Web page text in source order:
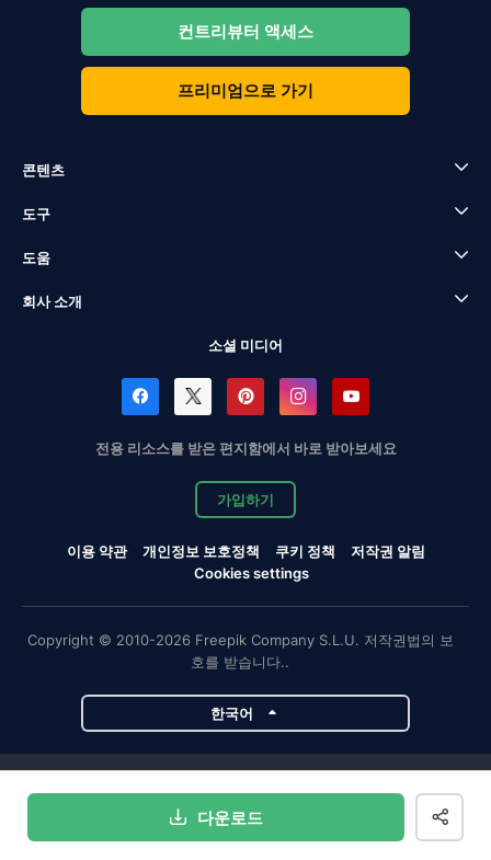
다운로드
컨트리뷰터 액세스
프리미엄으로 가기
콘텐츠
도구
도움
회사 소개
소셜 미디어
전용 리소스를 받은 편지함에서 바로 받아보세요
가입하기
이용 약관 개인정보 보호정책 쿠키 정책
저작권 알림
Cookies settings
Copyright © 2010-2026 Freepik Company S.L.U. 저작권법의 보
호를 받습니다..
한국어
Magnific Flaticon